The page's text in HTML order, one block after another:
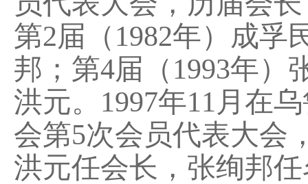
第2届（1982年）成孚
邦；第4届（1993年）
洪元。1997年11月在
会第5次会员代表大会
洪元任会长，张绚邦